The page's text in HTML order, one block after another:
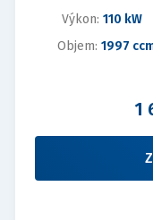
Výkon: 110 kW
Objem: 1997
1